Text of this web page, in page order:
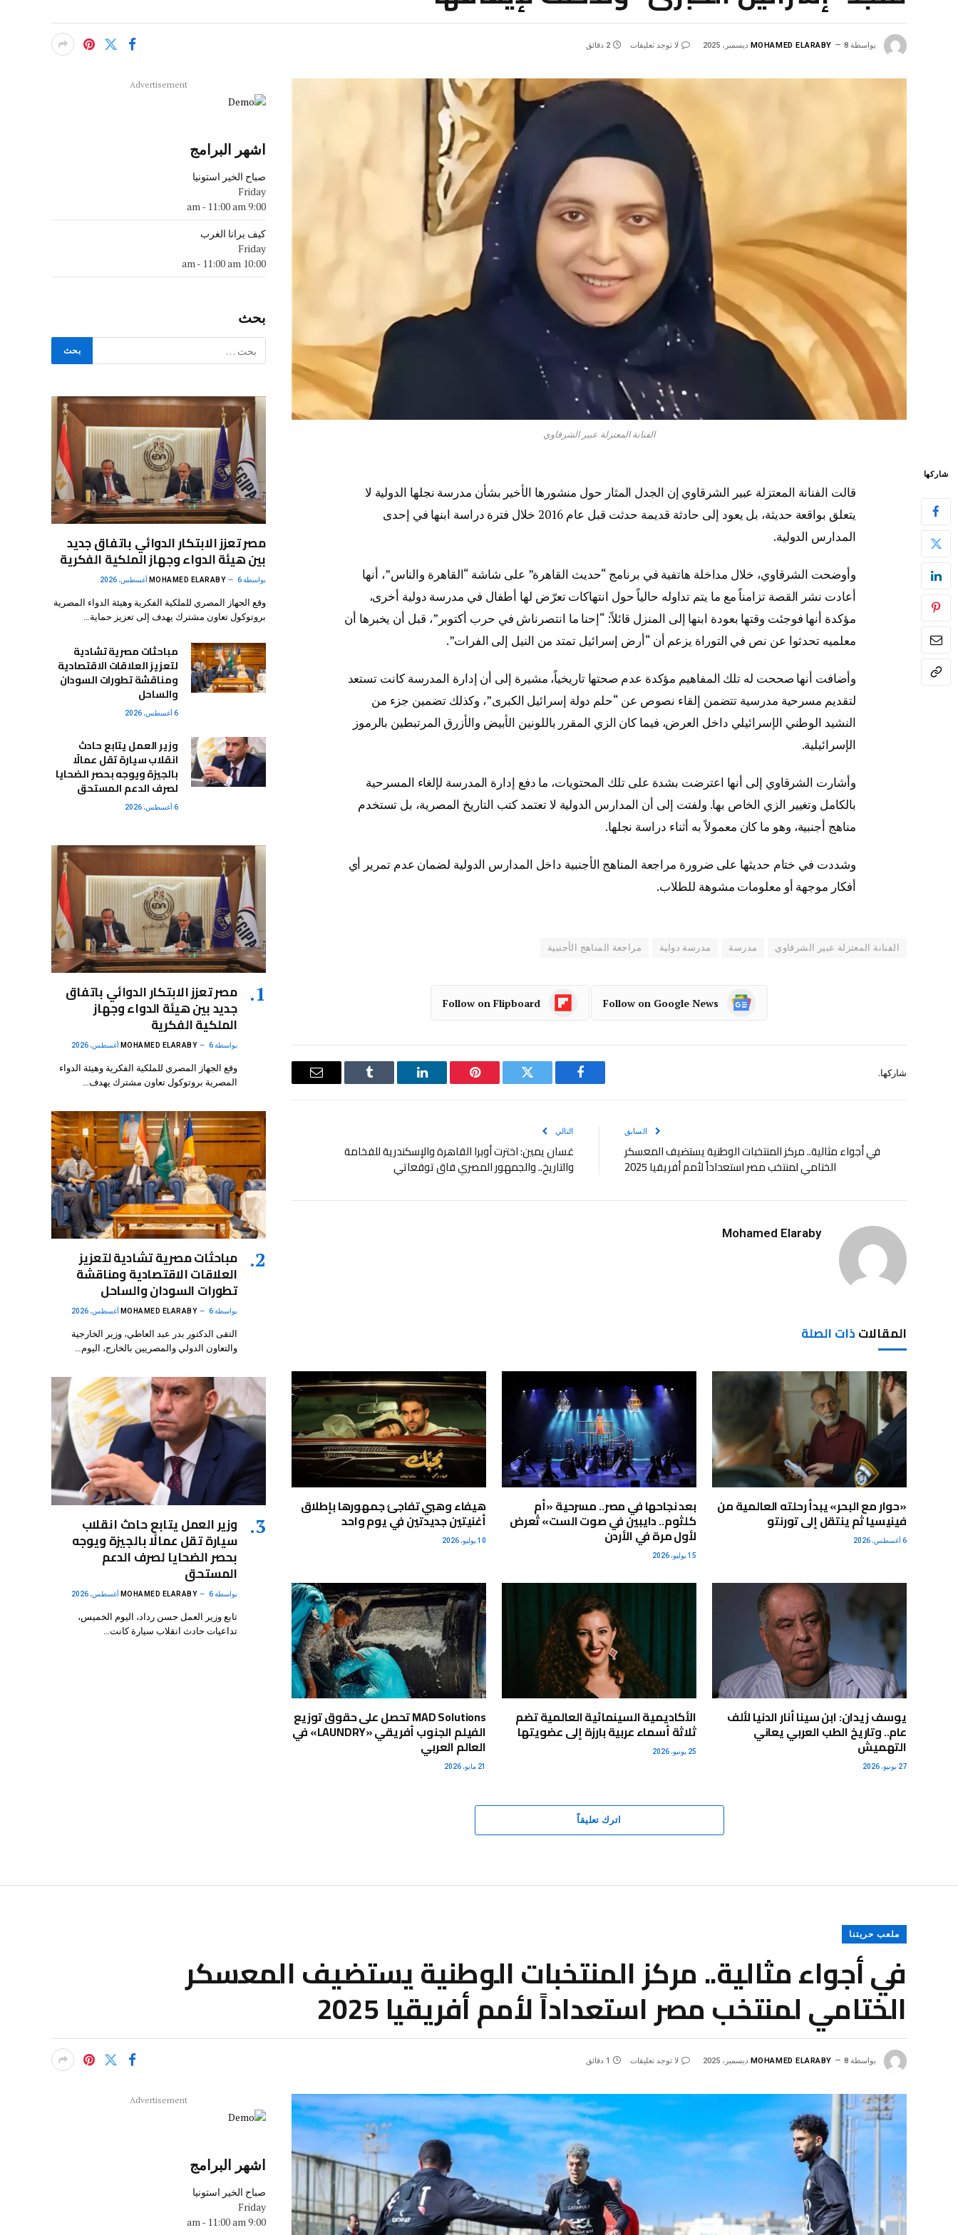
بواسطة MOHAMED ELARABY 8 ديسمبر، 2025 لا توجد تعليقات 2 دقائق
الفنانة المعتزلة عبير الشرقاوي
شاركها
قالت الفنانة المعتزلة عبير الشرقاوي إن الجدل المثار حول منشورها الأخير بشأن مدرسة نجلها الدولية لا
يتعلق بواقعة حديثة، بل يعود إلى حادثة قديمة حدثت قبل عام 2016 خلال فترة دراسة ابنها في إحدى
المدارس الدولية.
وأوضحت الشرقاوي، خلال مداخلة هاتفية في برنامج “حديث القاهرة” على شاشة “القاهرة والناس”، أنها
أعادت نشر القصة تزامناً مع ما يتم تداوله حالياً حول انتهاكات تعرّض لها أطفال في مدرسة دولية أخرى،
مؤكدة أنها فوجئت وقتها بعودة ابنها إلى المنزل قائلاً: “إحنا ما انتصرناش في حرب أكتوبر”، قبل أن يخبرها أن
معلميه تحدثوا عن نص في التوراة يزعم أن “أرض إسرائيل تمتد من النيل إلى الفرات”.
وأضافت أنها صححت له تلك المفاهيم مؤكدة عدم صحتها تاريخياً، مشيرة إلى أن إدارة المدرسة كانت تستعد
لتقديم مسرحية مدرسية تتضمن إلقاء نصوص عن “حلم دولة إسرائيل الكبرى”، وكذلك تضمين جزء من
النشيد الوطني الإسرائيلي داخل العرض، فيما كان الزي المقرر باللونين الأبيض والأزرق المرتبطين بالرموز
الإسرائيلية.
وأشارت الشرقاوي إلى أنها اعترضت بشدة على تلك المحتويات، ما دفع إدارة المدرسة لإلغاء المسرحية
بالكامل وتغيير الزي الخاص بها. ولفتت إلى أن المدارس الدولية لا تعتمد كتب التاريخ المصرية، بل تستخدم
مناهج أجنبية، وهو ما كان معمولاً به أثناء دراسة نجلها.
وشددت في ختام حديثها على ضرورة مراجعة المناهج الأجنبية داخل المدارس الدولية لضمان عدم تمرير أي
أفكار موجهة أو معلومات مشوهة للطلاب.
الفنانة المعتزلة عبير الشرقاوي مدرسة مدرسة دولية مراجعة المناهج الأجنبية
Follow on Google News
Follow on Flipboard
شاركها.
فيسبوك
تويتر بينتيريستلينكدإن Tumblr
البريد
السابق
في أجواء مثالية.. مركز المنتخبات الوطنية يستضيف المعسكر
الختامي لمنتخب مصر استعداداً لأمم أفريقيا 2025
التالي
غسان يمين: اخترت أوبرا القاهرة والإسكندرية للفخامة
والتاريخ.. والجمهور المصري فاق توقعاتي
Mohamed Elaraby
المقالاتذات الصلة
«حوار مع البحر» يبدأ رحلته العالمية من
فينيسيا ثم ينتقل إلى تورنتو
6 أغسطس، 2026
بعد نجاحها في مصر.. مسرحية «أم
كلثوم.. دايبين في صوت الست» تُعرض
لأول مرة في الأردن
15 يوليو، 2026
هيفاء وهبي تفاجئ جمهورها بإطلاق
أغنيتين جديدتين في يوم واحد
10 يوليو، 2026
يوسف زيدان: ابن سينا أنار الدنيا لألف
عام.. وتاريخ الطب العربي يعاني
التهميش
27 يونيو، 2026
الأكاديمية السينمائية العالمية تضم
ثلاثة أسماء عربية بارزة إلى عضويتها
25 يونيو، 2026
MAD Solutions تحصل على حقوق توزيع
الفيلم الجنوب أفريقي «LAUNDRY» في
العالم العربي
21 مايو، 2026
اترك تعليقاً
Advertisement
اشهر البرامج
صباح الخير استونيا
Friday
9:00 am
- 11:00 am
كيف يرانا الغرب
Friday
10:00 am
- 11:00 am
بحث
مصر تعزز الابتكار الدوائي باتفاق جديد
بين هيئة الدواء وجهاز الملكية الفكرية
بواسطة MOHAMED ELARABY 6 أغسطس، 2026
وقع الجهاز المصري للملكية الفكرية وهيئة الدواء المصرية
بروتوكول تعاون مشترك يهدف إلى تعزيز حماية…
مباحثات مصرية تشادية
لتعزيز العلاقات الاقتصادية
ومناقشة تطورات السودان
والساحل
6 أغسطس، 2026
وزير العمل يتابع حادث
انقلاب سيارة تقل عمالًا
بالجيزة ويوجه بحصر الضحايا
لصرف الدعم المستحق
6 أغسطس، 2026
مصر تعزز الابتكار الدوائي باتفاق
جديد بين هيئة الدواء وجهاز
الملكية الفكرية
بواسطة MOHAMED ELARABY 6 أغسطس، 2026
وقع الجهاز المصري للملكية الفكرية وهيئة الدواء
المصرية بروتوكول تعاون مشترك يهدف…
مباحثات مصرية تشادية لتعزيز
العلاقات الاقتصادية ومناقشة
تطورات السودان والساحل
بواسطة MOHAMED ELARABY 6 أغسطس، 2026
التقى الدكتور بدر عبد العاطي، وزير الخارجية
والتعاون الدولي والمصريين بالخارج، اليوم…
وزير العمل يتابع حادث انقلاب
سيارة تقل عمالًا بالجيزة ويوجه
بحصر الضحايا لصرف الدعم
المستحق
بواسطة MOHAMED ELARABY 6 أغسطس، 2026
تابع وزير العمل حسن رداد، اليوم الخميس،
تداعيات حادث انقلاب سيارة كانت…
ملعب حريتنا
في أجواء مثالية.. مركز المنتخبات الوطنية يستضيف المعسكر
الختامي لمنتخب مصر استعداداً لأمم أفريقيا 2025
بواسطة MOHAMED ELARABY 8 ديسمبر، 2025 لا توجد تعليقات 1 دقائق
Advertisement
اشهر البرامج
صباح الخير استونيا
Friday
9:00 am
- 11:00 am